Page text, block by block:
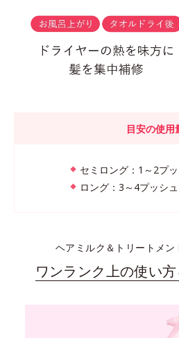
目安の使用
セミロング：1～2プ
ロング：3～4プッシュ
ヘアミルク＆トリートメン
ワンランク上の使い方